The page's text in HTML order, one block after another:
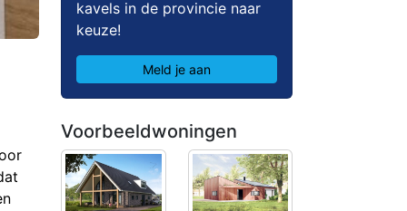
kavels in de provincie naar
keuze!
Meld je aan
Voorbeeldwoningen